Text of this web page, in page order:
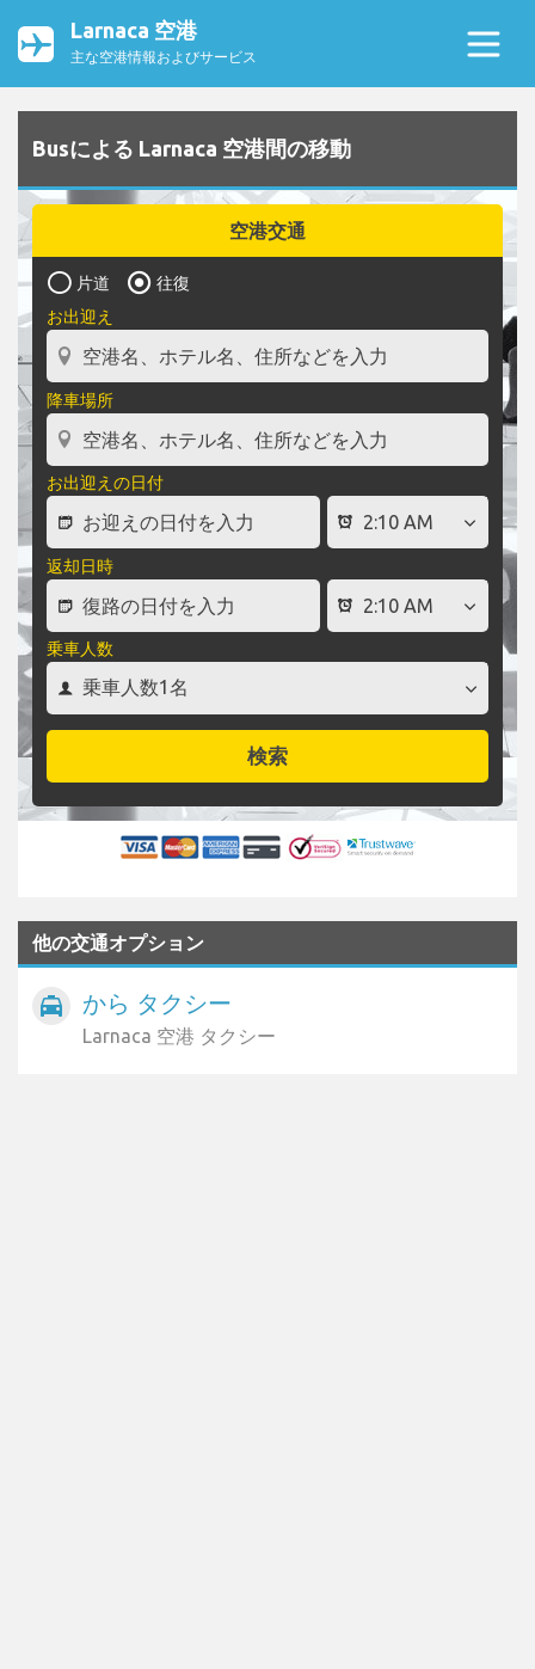
Larnaca 空港
主な空港情報およびサービス
Busによる Larnaca 空港間の移動
空港交通
片道
往復
お出迎え
降車場所
お出迎えの日付
返却日時
乗車人数
検索
他の交通オプション
local_taxi から タクシー
Larnaca 空港 タクシー